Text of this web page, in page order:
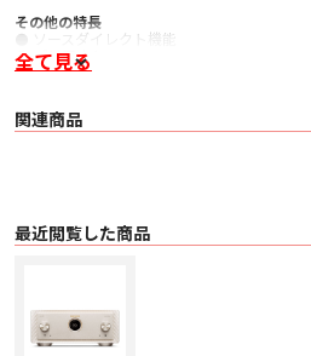
その他の特長
⚫ ソースダイレクト機能
⚫ プリアウト
⚫ REC アウト
⚫ 左右バランス調整
⚫ CD プレーヤーの操作も可能なリモコン
⚫ リモートコントロール入出力（RC-5）
■ 主な仕様
オーディオ特性
〇 定格出力：
全て見る
関連商品
最近閲覧した商品